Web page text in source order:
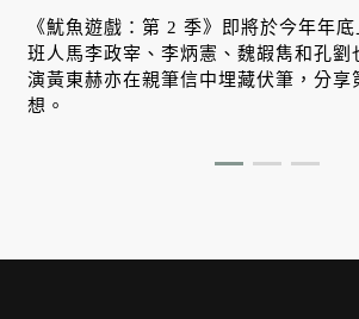
《魷魚遊戲：第 2 季》即將於今年年
班人馬李政宰、李炳憲、魏嘏雋和孔劉
演黃東赫亦在親筆信中埋藏伏筆，分享
想。